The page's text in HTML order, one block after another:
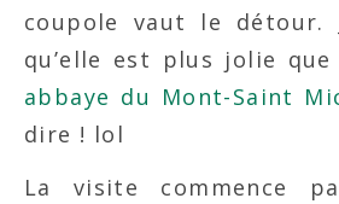
coupole vaut le détour.
qu’elle est plus jolie
abbaye du Mont-Saint
dire ! lol
La visite commence